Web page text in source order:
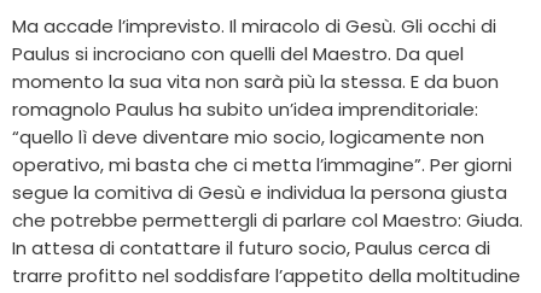
Ma accade l’imprevisto. Il miracolo di Gesù. Gli occhi di
Paulus si incrociano con quelli del Maestro. Da quel
momento la sua vita non sarà più la stessa. E da buon
romagnolo Paulus ha subito un’idea imprenditoriale:
“quello lì deve diventare mio socio, logicamente non
operativo, mi basta che ci metta l’immagine”. Per giorni
segue la comitiva di Gesù e individua la persona giusta
che potrebbe permettergli di parlare col Maestro: Giuda.
In attesa di contattare il futuro socio, Paulus cerca di
trarre profitto nel soddisfare l’appetito della moltitudine